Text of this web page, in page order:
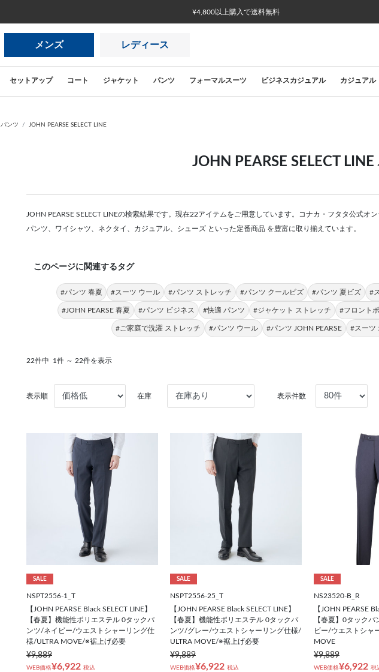
¥4,800以上購入で送料無料
メンズ レディース
セットアップ コート ジャケット パンツ フォーマルスーツ ビジネスカジュアル カジュアル
パンツ JOHN PEARSE SELECT LINE
JOHN PEARSE SELECT
JOHN PEARSE SELECT LINEの検索結果です。現在22アイテムをご用意しています。コナカ・フタタ公式オ
パンツ、ワイシャツ、ネクタイ、カジュアル、シューズ といった定番商品 を豊富に取り揃えています。
このページに関連するタグ
#パンツ 春夏 #スーツ ウール #パンツ ストレッチ #パンツ クールビズ #パンツ 夏ビズ #
#JOHN PEARSE 春夏 #パンツ ビジネス #快適 パンツ #ジャケット ストレッチ #フロント
#ご家庭で洗濯 ストレッチ #パンツ ウール #パンツ JOHN PEARSE #スーツ
22件中 1件 ～ 22件を表示
表示順 在庫 表示件数
SALE
NSPT2556-1_T
【JOHN PEARSE Black SELECT LINE】
【春夏】機能性ポリエステル 0タックパ
ンツ/ネイビー/ウエストシャーリング仕
様/ULTRA MOVE/※裾上げ必要
¥9,889
WEB価格¥6,922 税込
SALE
NSPT2556-25_T
【JOHN PEARSE Black SELECT LINE】
【春夏】機能性ポリエステル 0タックパ
ンツ/グレー/ウエストシャーリング仕様/
ULTRA MOVE/※裾上げ必要
¥9,889
WEB価格¥6,922 税込
SALE
NS23520-B_R
【JOHN PEARSE
【春夏】0タック
ビー/ウエストシャ
MOVE
¥9,889
WEB価格¥6,922 税